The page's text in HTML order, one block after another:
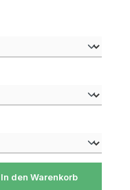
In den Warenkorb